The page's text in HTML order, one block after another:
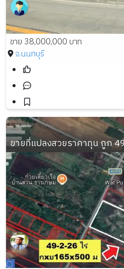
ขาย 38,000,000 บาท
จ.นนทบุรี
ขายที่แปลงสวยราคาทุน ถูก